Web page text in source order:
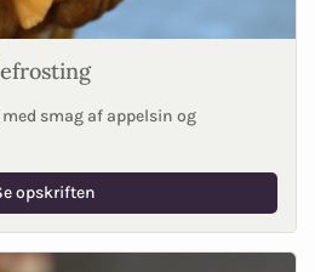
smag af appelsin og
opskriften